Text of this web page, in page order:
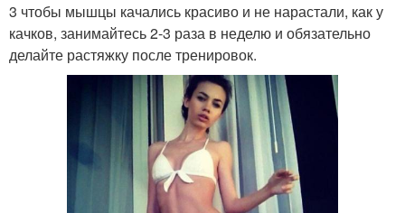
3 чтобы мышцы качались красиво и не нарастали, как у
качков, занимайтесь 2-3 раза в неделю и обязательно
делайте растяжку после тренировок.